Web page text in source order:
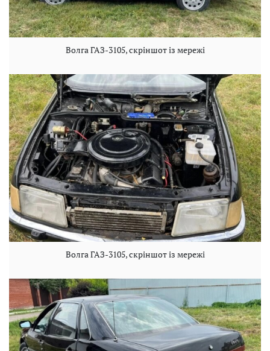
Волга ГАЗ-3105, скріншот із мережі
Волга ГАЗ-3105, скріншот із мережі